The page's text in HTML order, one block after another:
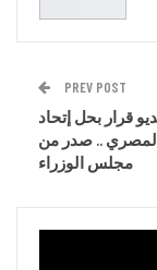
PREV POST
قرار بحل إتحاد
المصري .. صدر من
مجلس الوزراء